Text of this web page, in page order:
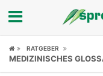
FokusRATGEBER
MEDIZINISCHES